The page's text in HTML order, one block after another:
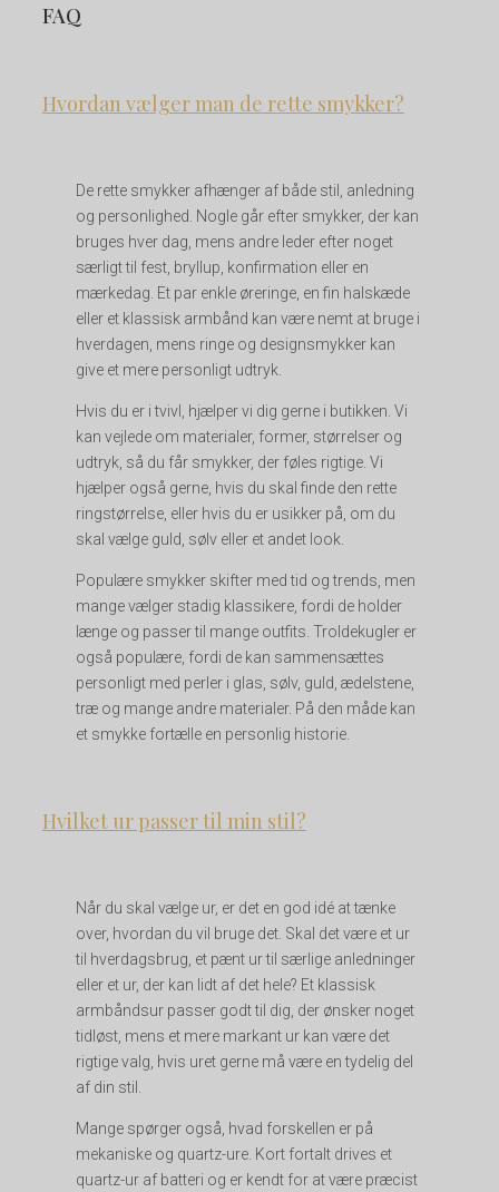
FAQ
Hvordan vælger man de rette smykker?
De rette smykker afhænger af både stil, anledning
og personlighed. Nogle går efter smykker, der kan
bruges hver dag, mens andre leder efter noget
særligt til fest, bryllup, konfirmation eller en
mærkedag. Et par enkle øreringe, en fin halskæde
eller et klassisk armbånd kan være nemt at bruge i
hverdagen, mens ringe og designsmykker kan
give et mere personligt udtryk.
Hvis du er i tvivl, hjælper vi dig gerne i butikken. Vi
kan vejlede om materialer, former, størrelser og
udtryk, så du får smykker, der føles rigtige. Vi
hjælper også gerne, hvis du skal finde den rette
ringstørrelse, eller hvis du er usikker på, om du
skal vælge guld, sølv eller et andet look.
Populære smykker skifter med tid og trends, men
mange vælger stadig klassikere, fordi de holder
længe og passer til mange outfits. Troldekugler er
også populære, fordi de kan sammensættes
personligt med perler i glas, sølv, guld, ædelstene,
træ og mange andre materialer. På den måde kan
et smykke fortælle en personlig historie.
Hvilket ur passer til min stil?
Når du skal vælge ur, er det en god idé at tænke
over, hvordan du vil bruge det. Skal det være et ur
til hverdagsbrug, et pænt ur til særlige anledninger
eller et ur, der kan lidt af det hele? Et klassisk
armbåndsur passer godt til dig, der ønsker noget
tidløst, mens et mere markant ur kan være det
rigtige valg, hvis uret gerne må være en tydelig del
af din stil.
Mange spørger også, hvad forskellen er på
mekaniske og quartz-ure. Kort fortalt drives et
quartz-ur af batteri og er kendt for at være præcist